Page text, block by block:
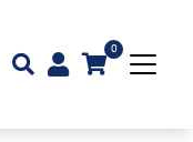
0